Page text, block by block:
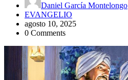
Daniel García Montelongo
EVANGELIO
agosto 10, 2025
0 Comments